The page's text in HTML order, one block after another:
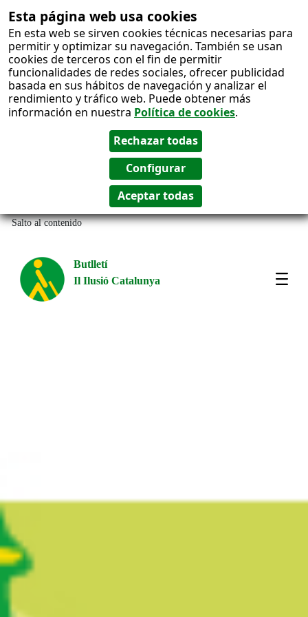
Esta página web usa cookies
En esta web se sirven cookies técnicas necesarias para
permitir y optimizar su navegación. También se usan
cookies de terceros con el fin de permitir
funcionalidades de redes sociales, ofrecer publicidad
basada en sus hábitos de navegación y analizar el
rendimiento y tráfico web. Puede obtener más
información en nuestra Política de cookies.
Salto al contenido
Butlletí
Il Ilusió Catalunya